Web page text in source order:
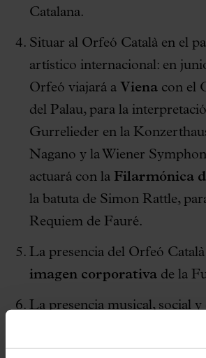
Catalana.
Situar al Orfeó Català en el
artístico internacional: en
Orfeó viajará a Viena con el
del Palau, para la
Gurrelieder en la
Nagano y la Wiener
actuará con la Filarmónica
la batuta de Simon Rattle,
Requiem de Fauré.
La presencia del Orfeó
imagen corporativa de la
La presencia musical, social y
Orfeó Català: participación
BCN3D de Manuel Huerga,